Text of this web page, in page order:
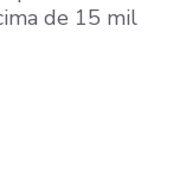
de 15 mil